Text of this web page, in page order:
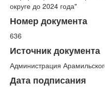
округе до 2024 года"
Номер документа
636
Источник документа
Администрация
Дата подписания